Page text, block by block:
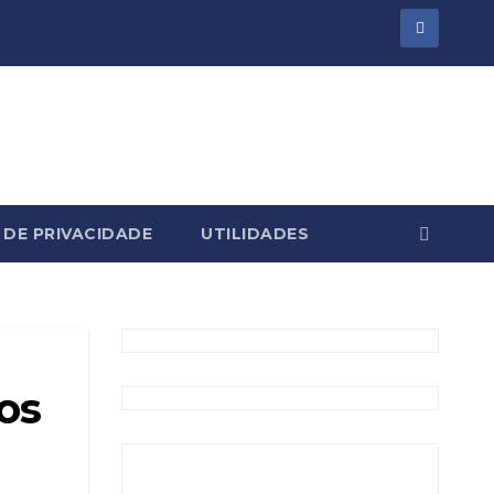
PRIVACIDADE UTILIDADES